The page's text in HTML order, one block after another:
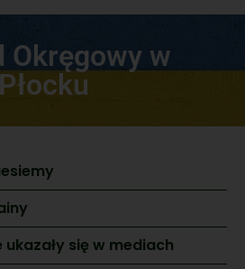
Okręgowy w
Płocku
się w mediach